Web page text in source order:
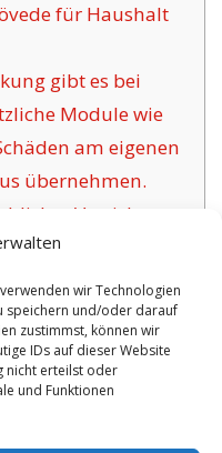
wir Technologien
speichern und/oder darauf
zustimmst, können wir
IDs auf dieser Website
nicht erteilst oder
und Funktionen
für Haushalt
gibt es bei
Module wie
am eigenen
übernehmen.
Versicherer
mit